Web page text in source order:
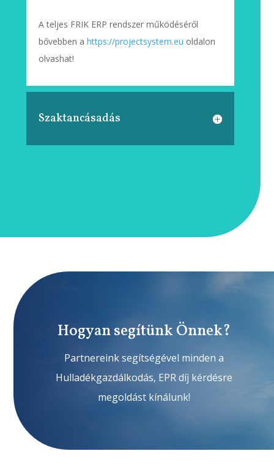
A teljes FRIK ERP rendszer működéséről
bővebben a https://projectsystem.eu oldalon
olvashat!
Szaktancásadás
Hogyan segítünk Önnek?
Partnereink segítségével minden a
Hulladékgazdálkodás, EPR díj kérdésre
megoldást kínálunk!